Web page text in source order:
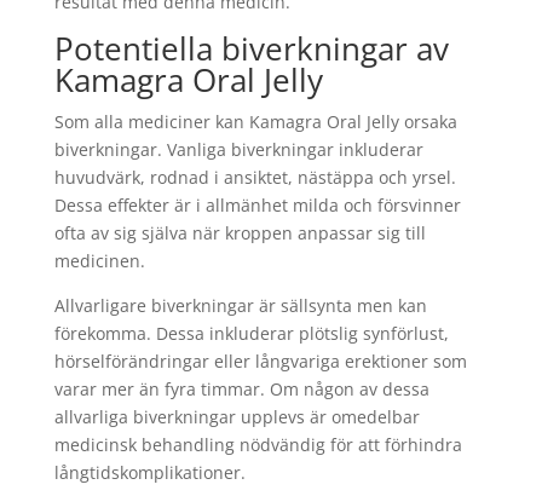
Potentiella biverkningar av
Kamagra Oral Jelly
Som alla mediciner kan Kamagra Oral Jelly orsaka
biverkningar. Vanliga biverkningar inkluderar
huvudvärk, rodnad i ansiktet, nästäppa och yrsel.
Dessa effekter är i allmänhet milda och försvinner
ofta av sig själva när kroppen anpassar sig till
medicinen.
Allvarligare biverkningar är sällsynta men kan
förekomma. Dessa inkluderar plötslig synförlust,
hörselförändringar eller långvariga erektioner som
varar mer än fyra timmar. Om någon av dessa
allvarliga biverkningar upplevs är omedelbar
medicinsk behandling nödvändig för att förhindra
långtidskomplikationer.